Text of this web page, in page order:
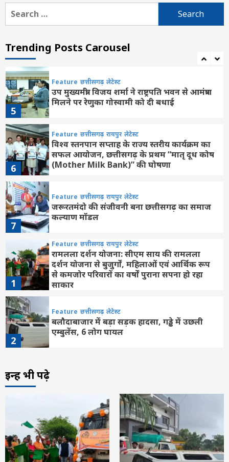
Search
for:
Trending Posts Carousel
4
छत्तीसगढ़ की दो खिलाड़ी भारतीय महिला जूनियर
दिखाएंगी दम
5
Feature छत्तीसगढ़ लेटेस्ट
उप मुख्यमंत्री विजय शर्मा ने राष्ट्रपति भवन से आमंत्रण
मिलने पर रेणुका गोस्वामी को दी बधाई
6
Feature छत्तीसगढ़ रायपुर लेटेस्ट
विश्व स्तनपान सप्ताह के राज्य स्तरीय कार्यक्रम का
सफल आयोजन, छत्तीसगढ़ के प्रथम “मातृ दूध कोष
(Mother Milk Bank)” की घोषणा
7
Feature छत्तीसगढ़ रायपुर लेटेस्ट
जरूरतमंदो की संजीवनी बना छत्तीसगढ़ का समाज
कल्याण मॉडल
1
Feature छत्तीसगढ़ रायपुर लेटेस्ट
रामलला दर्शन योजना: सीएम साय की रामलला
दर्शन योजना से बुजुर्गों, महिलाओं एवं आर्थिक रूप
से कमजोर परिवारों का वर्षों पुराना सपना हो रहा
साकार
2
Feature छत्तीसगढ़ लेटेस्ट
बलौदाबाजार में बड़ा सड़क हादसा, गड्ढे में उछली
एम्बुलेंस, 6 लोग घायल
4
Feature छत्तीसगढ़ रायपुर लेटेस्ट
छत्तीसगढ़ की दो खिलाड़ी भारतीय महिला जूनियर
हॉकी टीम में, चीन में होने वाले एशिया कप में
दिखाएंगी दम
इन्हें भी पढ़े